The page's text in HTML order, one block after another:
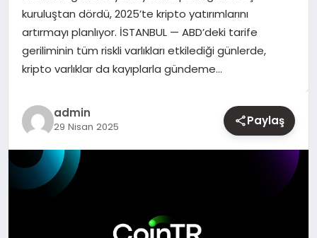
kuruluştan dördü, 2025’te kripto yatırımlarını
artırmayı planlıyor. İSTANBUL — ABD’deki tarife
geriliminin tüm riskli varlıkları etkilediği günlerde,
kripto varlıklar da kayıplarla gündeme…
admin
29 Nisan 2025 Paylaş